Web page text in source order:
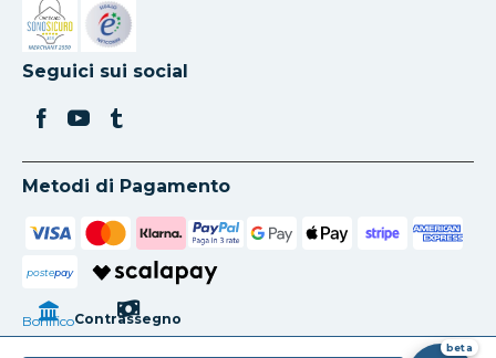
Si apre in una nuova scheda
Si apre in una nuova scheda
Seguici sui social
Metodi di Pagamento
postepay
BonificoContrassegno
beta